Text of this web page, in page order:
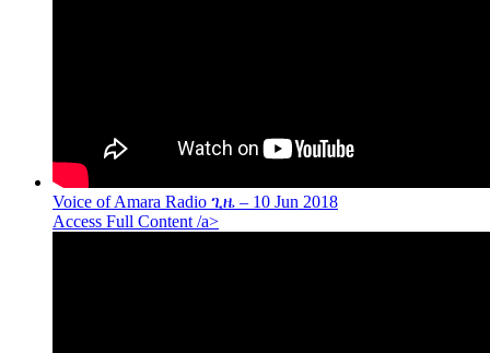
Voice of Amara Radio ጊዜ – 10 Jun 2018
Access Full Content /a>